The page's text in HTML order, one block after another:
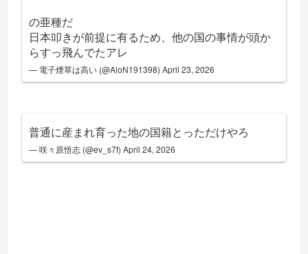
の亜種だ
日本叩きが前提に有るため、他の国の事情が頭か
らすっ飛んでたアレ
— 電子煙草は高い (@AioN191398)April 23, 2026
普通に産まれ育った地の国籍とっただけやろ
— 咲々原悟志 (@ev_s7f)April 24, 2026